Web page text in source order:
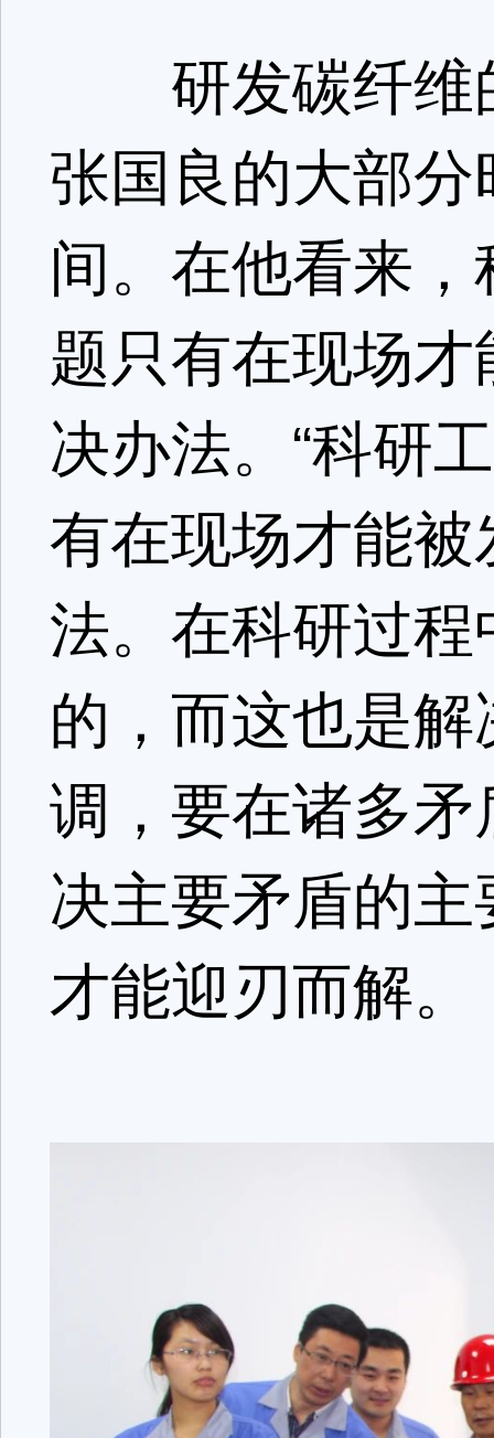
研发碳纤维
张国良的大部
间。在他看来
题只有在现场
决办法。“科研
有在现场才能
法。在科研过
的，而这也是
调，要在诸多
决主要矛盾的
才能迎刃而解。